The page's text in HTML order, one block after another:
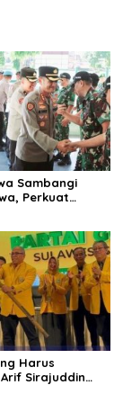
Sambangi
Perkuat
Harus
Sirajuddin